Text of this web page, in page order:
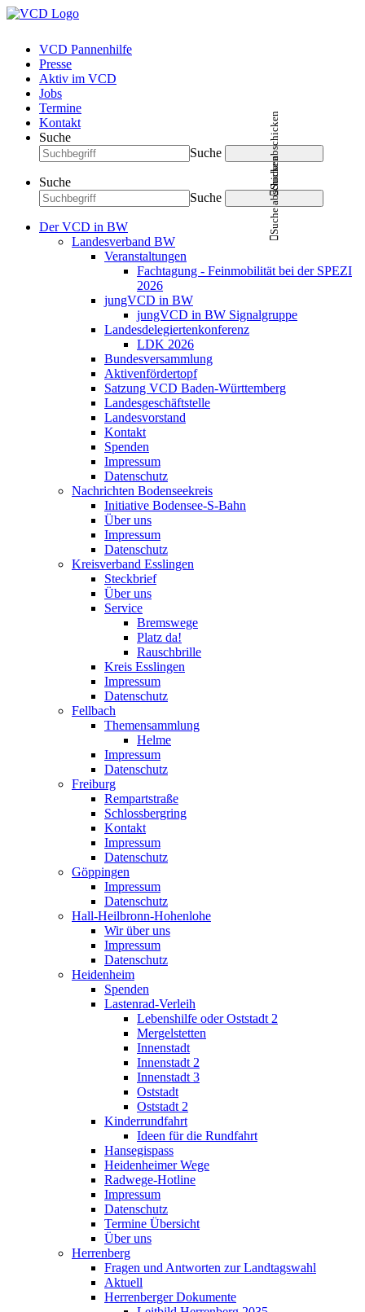
VCD Pannenhilfe
Presse
Aktiv im VCD
Jobs
Termine
Kontakt
Suche
Suche
Suche abschicken
Suche
Suche
Suche abschicken
Der VCD in BW
Landesverband BW
Veranstaltungen
Fachtagung - Feinmobilität bei der SPEZI
2026
jungVCD in BW
jungVCD in BW Signalgruppe
Landesdelegiertenkonferenz
LDK 2026
Bundesversammlung
Aktivenfördertopf
Satzung VCD Baden-Württemberg
Landesgeschäftstelle
Landesvorstand
Kontakt
Spenden
Impressum
Datenschutz
Nachrichten Bodenseekreis
Initiative Bodensee-S-Bahn
Über uns
Impressum
Datenschutz
Kreisverband Esslingen
Steckbrief
Über uns
Service
Bremswege
Platz da!
Rauschbrille
Kreis Esslingen
Impressum
Datenschutz
Fellbach
Themensammlung
Helme
Impressum
Datenschutz
Freiburg
Rempartstraße
Schlossbergring
Kontakt
Impressum
Datenschutz
Göppingen
Impressum
Datenschutz
Hall-Heilbronn-Hohenlohe
Wir über uns
Impressum
Datenschutz
Heidenheim
Spenden
Lastenrad-Verleih
Lebenshilfe oder Oststadt 2
Mergelstetten
Innenstadt
Innenstadt 2
Innenstadt 3
Oststadt
Oststadt 2
Kinderrundfahrt
Ideen für die Rundfahrt
Hansegispass
Heidenheimer Wege
Radwege-Hotline
Impressum
Datenschutz
Termine Übersicht
Über uns
Herrenberg
Fragen und Antworten zur Landtagswahl
Aktuell
Herrenberger Dokumente